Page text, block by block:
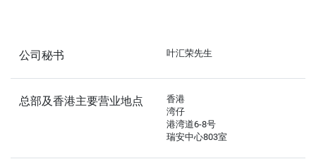
公司秘书 叶汇荣先生
总部及香港主要营业地点
香港
湾仔
港湾道6-8号
瑞安中心803室